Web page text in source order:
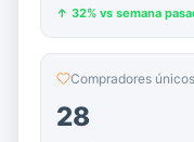
↑ 32% vs semana
Compradores únicos
28